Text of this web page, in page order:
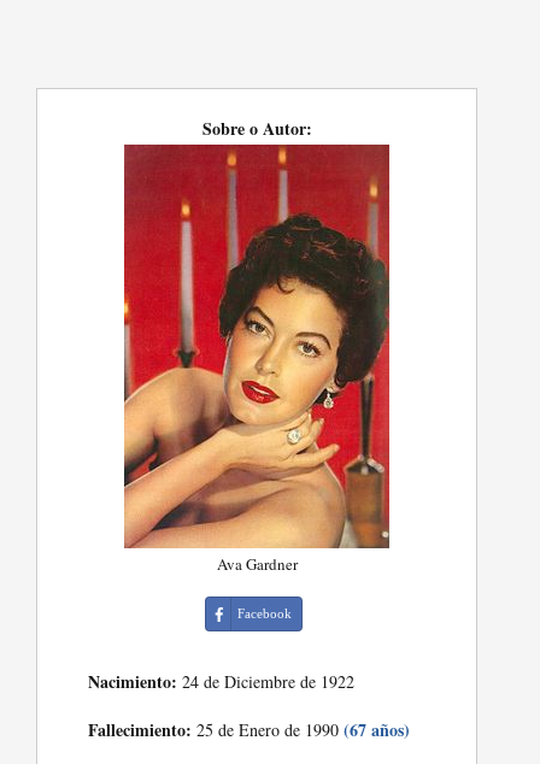
Sobre o Autor:
Ava Gardner
Facebook
Nacimiento: 24 de Diciembre de 1922
Fallecimiento: 25 de Enero de 1990(67 años)